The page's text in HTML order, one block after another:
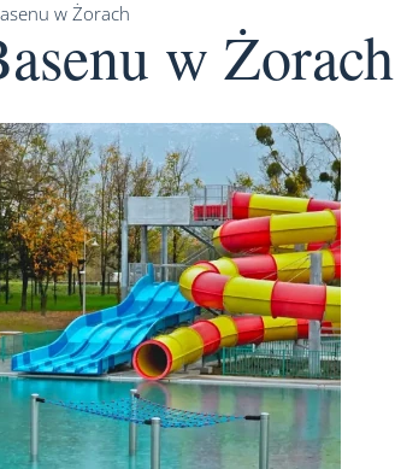
w Żorach
w Żorach